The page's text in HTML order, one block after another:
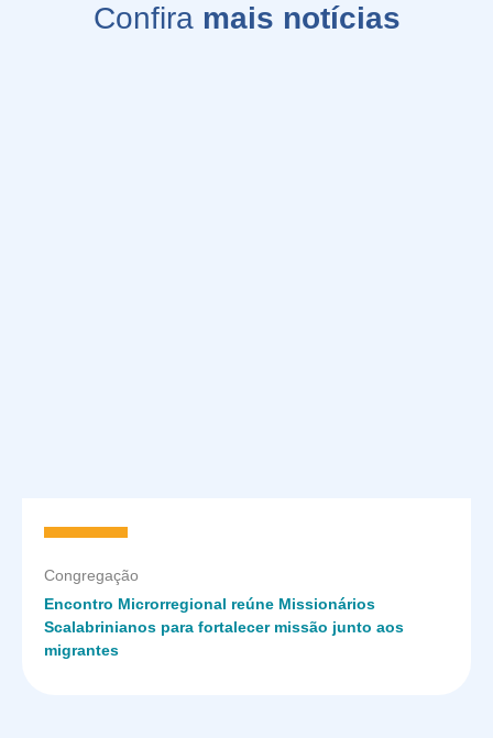
Confira mais notícias
Congregação
Encontro Microrregional reúne Missionários
Scalabrinianos para fortalecer missão junto aos
migrantes